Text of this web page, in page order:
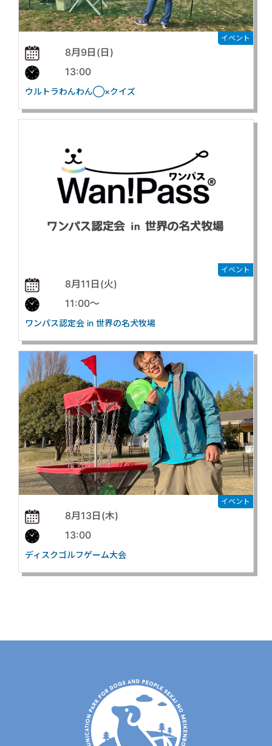
イベント
8月9日(日)
13:00
ウルトラわんわん◯×クイズ
イベント
8月11日(火)
11:00〜
ワンパス認定会 in 世界の名犬牧場
イベント
8月13日(木)
13:00
ディスクゴルフゲーム大会